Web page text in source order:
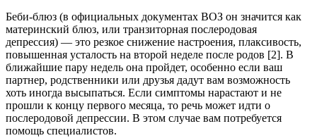
Беби-блюз (в официальных документах ВОЗ он значится как
материнский блюз, или транзиторная послеродовая
депрессия) — это резкое снижение настроения, плаксивость,
повышенная усталость на второй неделе после родов [2]. В
ближайшие пару недель она пройдет, особенно если ваш
партнер, родственники или друзья дадут вам возможность
хоть иногда высыпаться. Если симптомы нарастают и не
прошли к концу первого месяца, то речь может идти о
послеродовой депрессии. В этом случае вам потребуется
помощь специалистов.